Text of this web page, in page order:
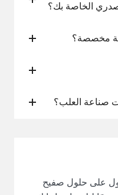
الخاصة بك؟
مخصصة؟
صناعة العلب؟
على حلول صفيح